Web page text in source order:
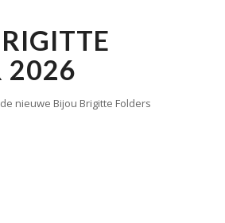
2026
nieuwe Bijou Brigitte Folders